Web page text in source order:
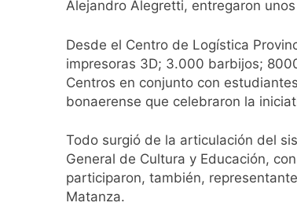
Kicillof
18 Horas
19 Horas
19 Horas
La
19 Horas
Alejandro Alegretti, entregaron
Desde el Centro de Logística
impresoras 3D; 3.000 barbijos;
Centros en conjunto con
bonaerense que celebraron la
Todo surgió de la articulación del
General de Cultura y Educación,
participaron, también,
Matanza.